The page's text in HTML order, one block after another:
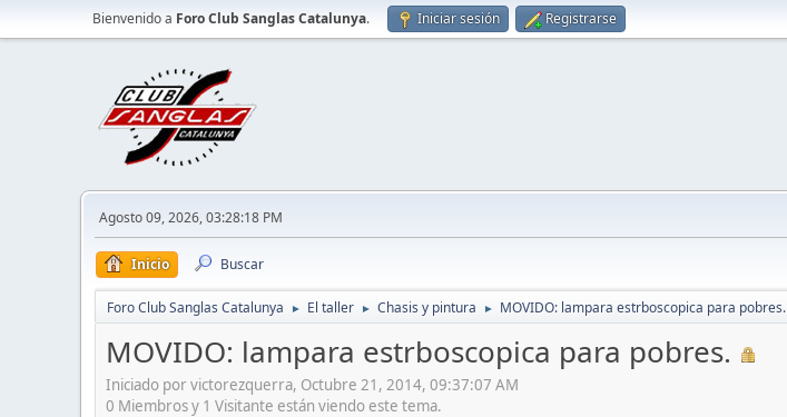
Bienvenido a Foro Club Sanglas Catalunya. Iniciar sesión Registrarse
Agosto 09, 2026, 03:28:18 PM
Inicio Buscar
Foro Club Sanglas Catalunya ► El taller ► Chasis y pintura ► MOVIDO: lampara estrboscopica para pobres.
MOVIDO: lampara estrboscopica para pobres.
Iniciado por victorezquerra, Octubre 21, 2014, 09:37:07 AM
0 Miembros y 1 Visitante están viendo este tema.